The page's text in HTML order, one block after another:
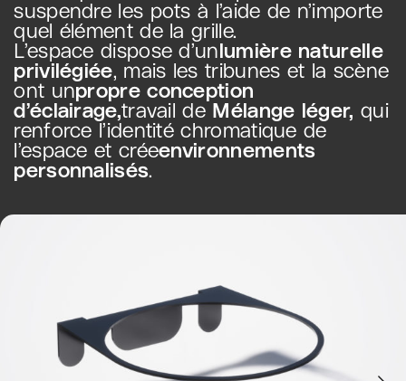
suspendre les pots à l’aide de n’importe
quel élément de la grille.
L’espace dispose d’unlumière naturelle
privilégiée, mais les tribunes et la scène
ont unpropre conception
d’éclairage,travail de Mélange léger, qui
renforce l’identité chromatique de
l’espace et créeenvironnements
personnalisés.